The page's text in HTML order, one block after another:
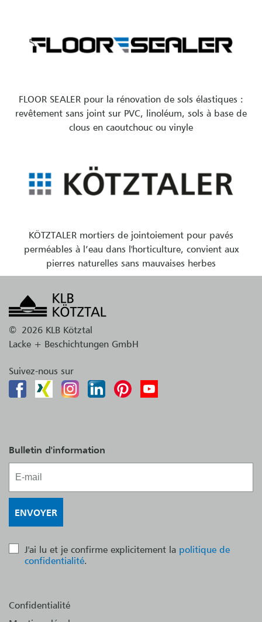
FLOOR SEALER pour la rénovation de sols élastiques :
revêtement sans joint sur PVC, linoléum, sols à base de
clous en caoutchouc ou vinyle
KÖTZTALER mortiers de jointoiement pour pavés
perméables à l’eau dans l'horticulture, convient aux
pierres naturelles sans mauvaises herbes
© 2026 KLB Kötztal
Lacke + Beschichtungen GmbH
Suivez-nous sur
Bulletin d'information
J'ai lu et je confirme explicitement la politique de
confidentialité.
Confidentialité